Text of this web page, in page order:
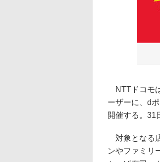
NTTドコモ
ーザーに、d
開催する。31
対象となる
ンやファミリ